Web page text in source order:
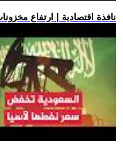
.. نافذة اقتصادية | ارتفاع